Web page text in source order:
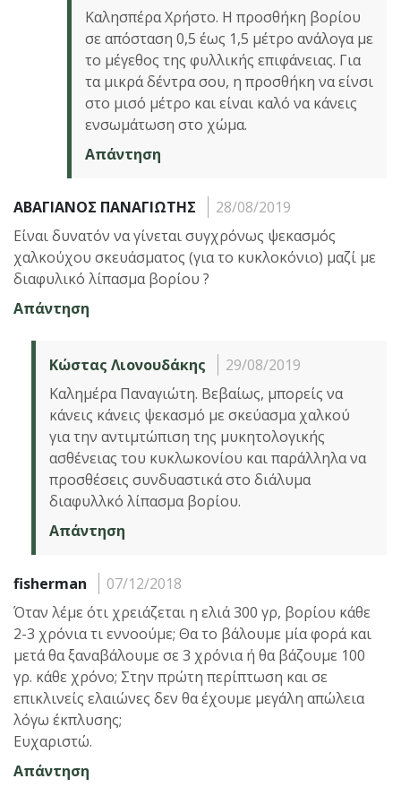
Καλησπέρα Χρήστο. Η προσθήκη βορίου
σε απόσταση 0,5 έως 1,5 μέτρο ανάλογα με
το μέγεθος της φυλλικής επιφάνειας. Για
τα μικρά δέντρα σου, η προσθήκη να είνσι
στο μισό μέτρο και είναι καλό να κάνεις
ενσωμάτωση στο χώμα.
Απάντηση
ΑΒΑΓΙΑΝΟΣ ΠΑΝΑΓΙΩΤΗΣ
28/08/2019
Είναι δυνατόν να γίνεται συγχρόνως ψεκασμός
χαλκούχου σκευάσματος (για το κυκλοκόνιο) μαζί με
διαφυλικό λίπασμα βορίου ?
Απάντηση
Κώστας Λιονουδάκης
29/08/2019
Καλημέρα Παναγιώτη. Βεβαίως, μπορείς να
κάνεις κάνεις ψεκασμό με σκεύασμα χαλκού
για την αντιμτώπιση της μυκητολογικής
ασθένειας του κυκλωκονίου και παράλληλα να
προσθέσεις συνδυαστικά στο διάλυμα
διαφυλλκό λίπασμα βορίου.
Απάντηση
fisherman
07/12/2018
Όταν λέμε ότι χρειάζεται η ελιά 300 γρ, βορίου κάθε
2-3 χρόνια τι εννοούμε; Θα το βάλουμε μία φορά και
μετά θα ξαναβάλουμε σε 3 χρόνια ή θα βάζουμε 100
γρ. κάθε χρόνο; Στην πρώτη περίπτωση και σε
επικλινείς ελαιώνες δεν θα έχουμε μεγάλη απώλεια
λόγω έκπλυσης;
Ευχαριστώ.
Απάντηση